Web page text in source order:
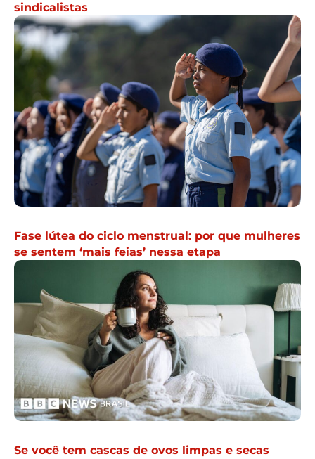
sindicalistas
Fase lútea do ciclo menstrual: por que mulheres
se sentem ‘mais feias’ nessa etapa
Se você tem cascas de ovos limpas e secas